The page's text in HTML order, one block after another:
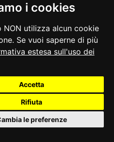
i cookies
NON utilizza alcun cookie
Se vuoi saperne di più
estesa sull'uso dei
Accetta
Rifiuta
le preferenze
|feedback